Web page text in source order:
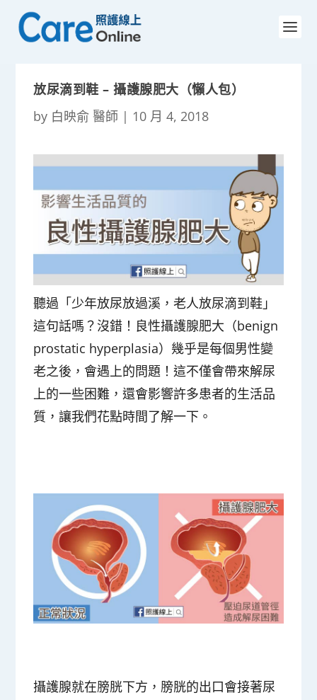
放尿滴到鞋 – 攝護腺肥大（懶人包）
by 白映俞 醫師 | 10 月 4, 2018
聽過「少年放尿放過溪，老人放尿滴到鞋」
這句話嗎？沒錯！ 良性攝護腺肥大（benign
prostatic hyperplasia） 幾乎是每個男性變
老之後，會遇上的問題！這不僅會帶來解尿
上的一些困難，還會影響許多患者的生活品
質，讓我們花點時間了解一下。
攝護腺就在膀胱下方，膀胱的出口會接著尿